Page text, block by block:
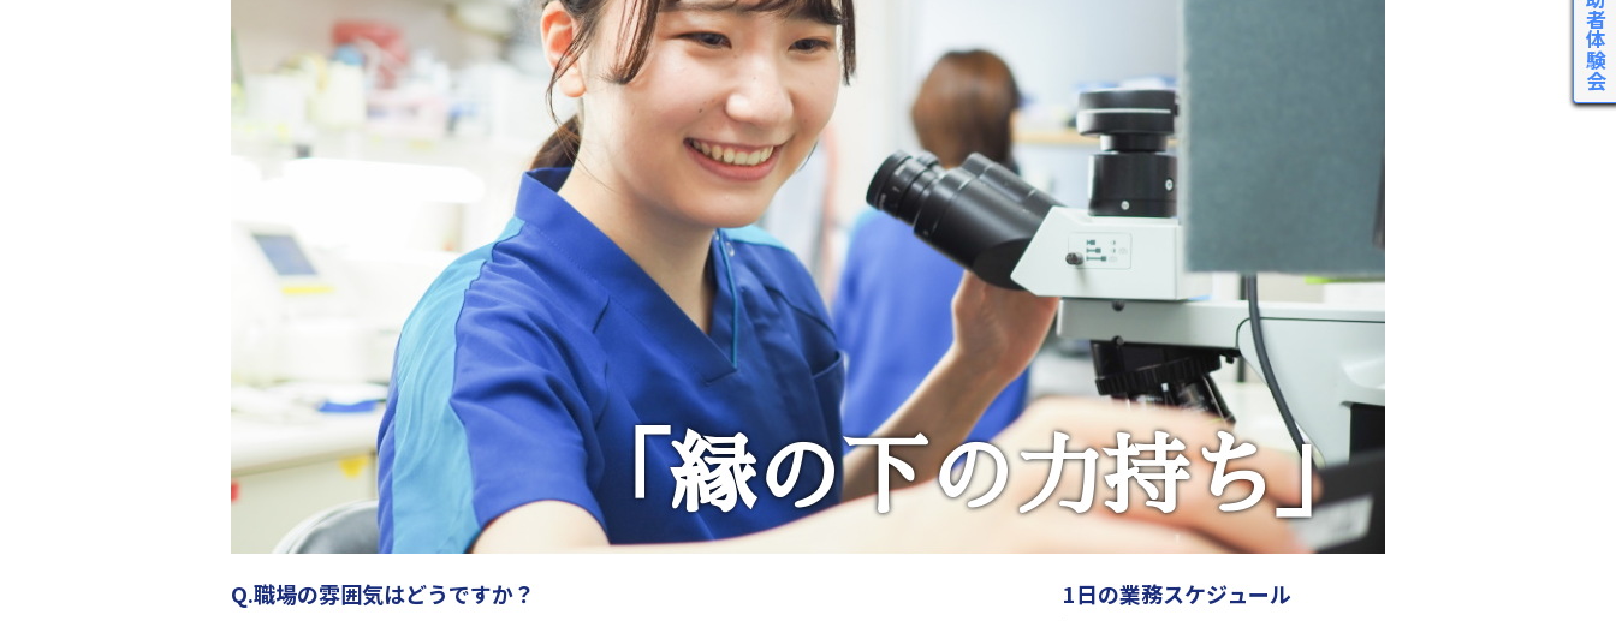
「縁の下の力持ち」
Q.職場の雰囲気はどうですか？ 1日の業務スケジュール